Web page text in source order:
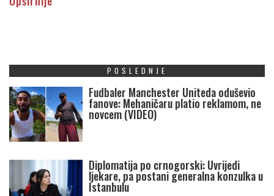
POSLEDNJE
Fudbaler Manchester Uniteda oduševio
fanove: Mehaničaru platio reklamom, ne
novcem (VIDEO)
Diplomatija po crnogorski: Uvrijedi
ljekare, pa postani generalna konzulka u
Istanbulu